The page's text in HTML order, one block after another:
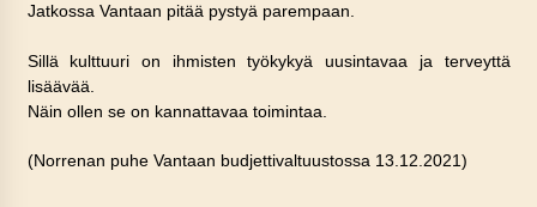
Jatkossa Vantaan pitää pystyä parempaan.
Sillä kulttuuri on ihmisten työkykyä uusintavaa ja terveyttä
lisäävää.
Näin ollen se on kannattavaa toimintaa.
(Norrenan puhe Vantaan budjettivaltuustossa 13.12.2021)